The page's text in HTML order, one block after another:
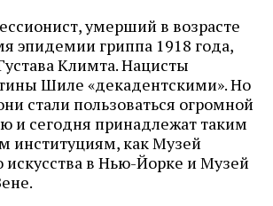
умерший в возрасте
эпидемии гриппа 1918 года,
Климта. Нацисты
Шиле «декадентскими». Но
стали пользоваться огромной
и сегодня принадлежат таким
институциям, как Музей
искусства в Нью-Йорке и Музей